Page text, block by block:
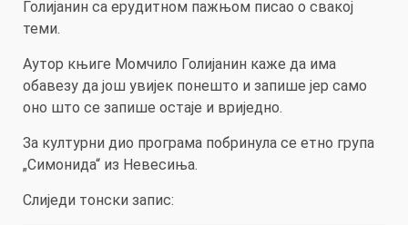
Голијанин са ерудитном пажњом писао о свакој
теми.
Аутор књиге Mомчило Голијанин каже да има
обавезу да још увијек понешто и запише јер само
оно што се запише остаје и вриједно.
За културни дио програма побринула се етно група
„Симонида“ из Невесиња.
Слиједи тонски запис: